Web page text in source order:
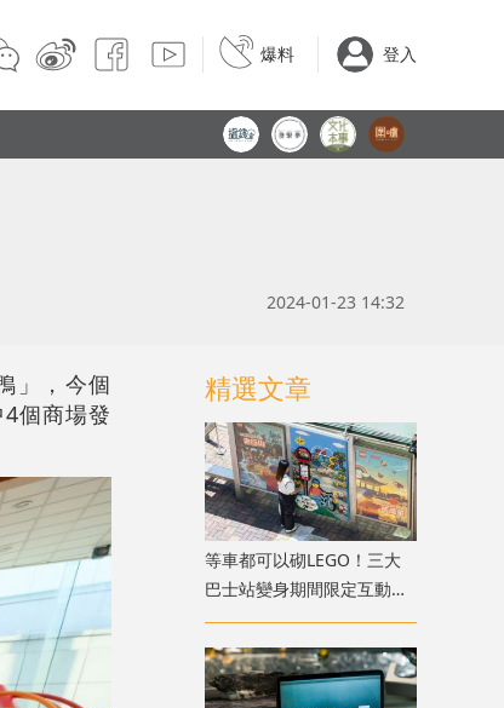
爆料 登入
2024-01-23 14:32
」，今個
4個商場發
精選文章
等車都可以砌LEGO！三大
巴士站變身期間限定互動遊
樂點